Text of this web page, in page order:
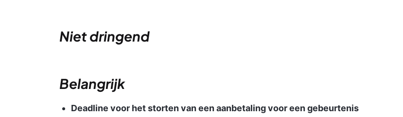
Niet dringend
Belangrijk
Deadline voor het storten van een aanbetaling voor een gebeurtenis